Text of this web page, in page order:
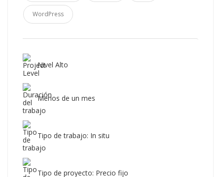
WordPress
Nivel Alto
Menos de un mes
Tipo de trabajo: In situ
Tipo de proyecto: Precio fijo